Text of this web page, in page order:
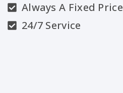
Always A Fixed Price
24/7 Service